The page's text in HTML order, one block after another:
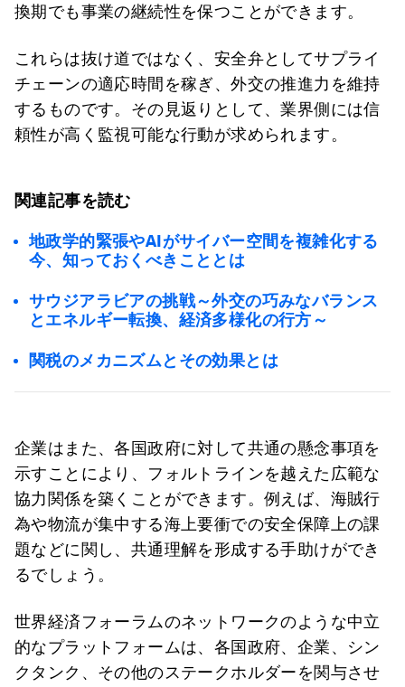
換期でも事業の継続性を保つことができます。
これらは抜け道ではなく、安全弁としてサプライ
チェーンの適応時間を稼ぎ、外交の推進力を維持
するものです。その見返りとして、業界側には信
頼性が高く監視可能な行動が求められます。
関連記事を読む
地政学的緊張やAIがサイバー空間を複雑化する
今、知っておくべきこととは
サウジアラビアの挑戦～外交の巧みなバランス
とエネルギー転換、経済多様化の行方～
関税のメカニズムとその効果とは
企業はまた、各国政府に対して共通の懸念事項を
示すことにより、フォルトラインを越えた広範な
協力関係を築くことができます。例えば、海賊行
為や物流が集中する海上要衝での安全保障上の課
題などに関し、共通理解を形成する手助けができ
るでしょう。
世界経済フォーラムのネットワークのような中立
的なプラットフォームは、各国政府、企業、シン
クタンク、その他のステークホルダーを関与させ